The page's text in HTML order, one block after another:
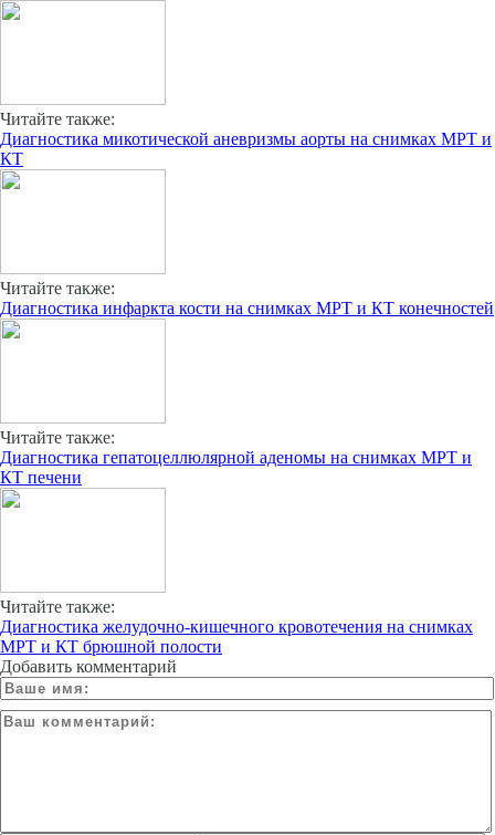
Читайте также:
Диагностика микотической аневризмы аорты на снимках МРТ и
КТ
Читайте также:
Диагностика инфаркта кости на снимках МРТ и КТ конечностей
Читайте также:
Диагностика гепатоцеллюлярной аденомы на снимках МРТ и
КТ печени
Читайте также:
Диагностика желудочно-кишечного кровотечения на снимках
МРТ и КТ брюшной полости
Добавить комментарий